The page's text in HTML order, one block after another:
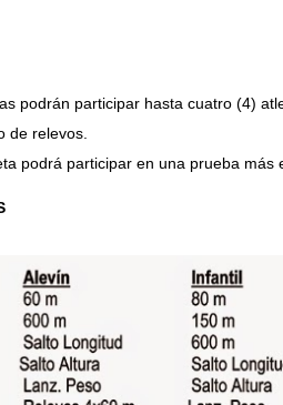
podrán participar hasta cuatro (4)
de relevos.
podrá participar en una prueba más